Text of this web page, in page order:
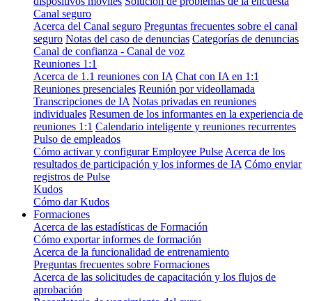
Canal seguro
Acerca del Canal seguro Preguntas frecuentes sobre el canal
seguro Notas del caso de denuncias Categorías de denuncias
Canal de confianza - Canal de voz
Reuniones 1:1
Acerca de 1.1 reuniones con IA Chat con IA en 1:1
Reuniones presenciales Reunión por videollamada
Transcripciones de IA Notas privadas en reuniones
individuales Resumen de los informantes en la experiencia de
reuniones 1:1 Calendario inteligente y reuniones recurrentes
Pulso de empleados
Cómo activar y configurar Employee Pulse Acerca de los
resultados de participación y los informes de IA Cómo enviar
registros de Pulse
Kudos
Cómo dar Kudos
Formaciones
Acerca de las estadísticas de Formación
Cómo exportar informes de formación
Acerca de la funcionalidad de entrenamiento
Preguntas frecuentes sobre Formaciones
Acerca de las solicitudes de capacitación y los flujos de
aprobación